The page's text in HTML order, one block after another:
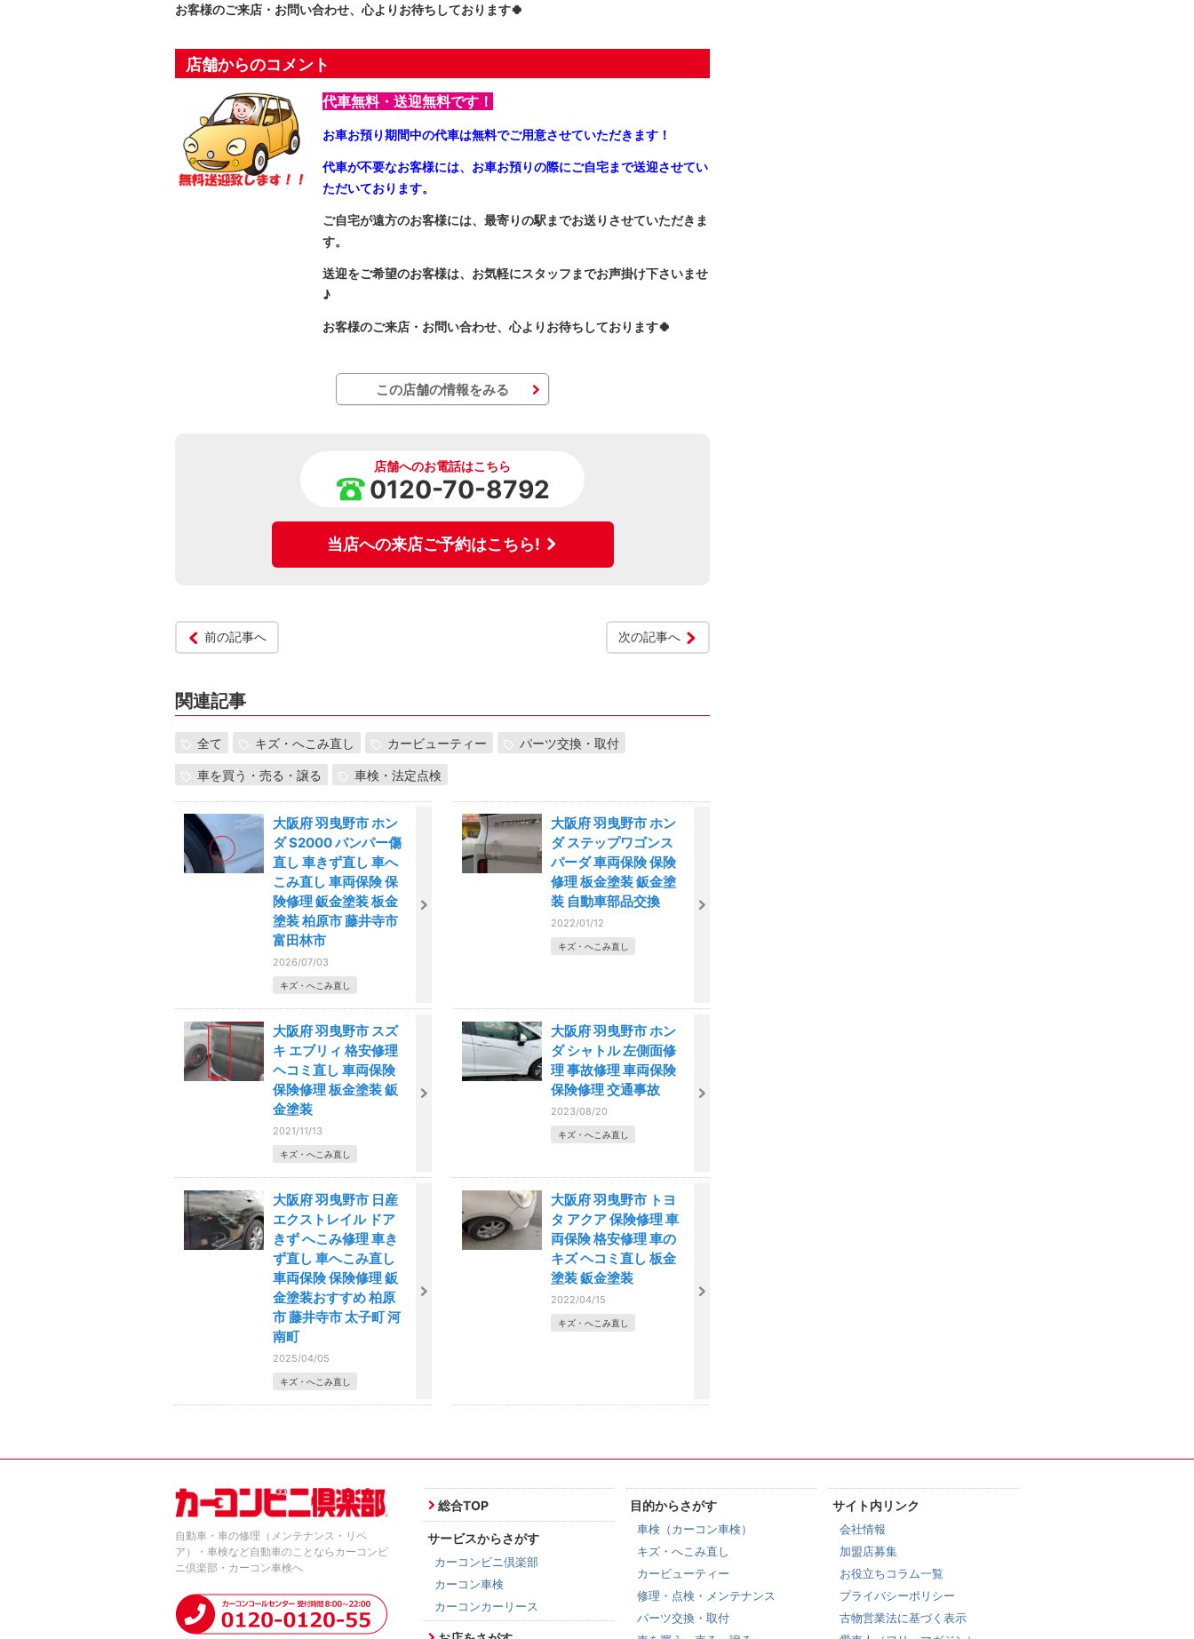
お客様のご来店・お問い合わせ、心よりお待ちしております🍀
店舗からのコメント
代車無料・送迎無料です！
お車お預り期間中の代車は無料でご用意させていただきます！
代車が不要なお客様には、お車お預りの際にご自宅まで送迎させてい
ただいております。
ご自宅が遠方のお客様には、最寄りの駅までお送りさせていただきま
す。
送迎をご希望のお客様は、お気軽にスタッフまでお声掛け下さいませ
♪
お客様のご来店・お問い合わせ、心よりお待ちしております🍀
この店舗の情報をみる
店舗へのお電話はこちら
0120-70-8792
当店への来店ご予約はこちら!
前の記事へ 次の記事へ
関連記事
全て キズ・へこみ直し カービューティー パーツ交換・取付
車を買う・売る・譲る 車検・法定点検
大阪府 羽曳野市 ホン
ダ S2000 バンパー傷
直し 車きず直し 車へ
こみ直し 車両保険 保
険修理 鈑金塗装 板金
塗装 柏原市 藤井寺市
富田林市
2026/07/03
キズ・へこみ直し
大阪府 羽曳野市 ホン
ダ ステップワゴンス
パーダ 車両保険 保険
修理 板金塗装 鈑金塗
装 自動車部品交換
2022/01/12
キズ・へこみ直し
大阪府 羽曳野市 スズ
キ エブリィ 格安修理
ヘコミ直し 車両保険
保険修理 板金塗装 鈑
金塗装
2021/11/13
キズ・へこみ直し
大阪府 羽曳野市 ホン
ダ シャトル 左側面修
理 事故修理 車両保険
保険修理 交通事故
2023/08/20
キズ・へこみ直し
大阪府 羽曳野市 日産
エクストレイル ドア
きず へこみ修理 車き
ず直し 車へこみ直し
車両保険 保険修理 鈑
金塗装おすすめ 柏原
市 藤井寺市 太子町 河
南町
2025/04/05
キズ・へこみ直し
大阪府 羽曳野市 トヨ
タ アクア 保険修理 車
両保険 格安修理 車の
キズ ヘコミ直し 板金
塗装 鈑金塗装
2022/04/15
キズ・へこみ直し
自動車・車の修理（メンテナンス・リペ
ア）・車検など自動車のことならカーコンビ
ニ倶楽部・カーコン車検へ
総合TOP
サービスからさがす
カーコンビニ倶楽部
カーコン車検
カーコンカーリース
目的からさがす
車検（カーコン車検）
キズ・へこみ直し
カービューティー
修理・点検・メンテナンス
パーツ交換・取付
サイト内リンク
会社情報
加盟店募集
お役立ちコラム一覧
プライバシーポリシー
古物営業法に基づく表示